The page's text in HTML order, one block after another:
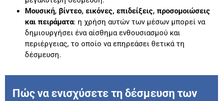
Μουσική, βίντεο, εικόνες, επιδείξεις, προσομοιώσεις
και πειράματα: η χρήση αυτών των μέσων μπορεί να
δημιουργήσει ένα αίσθημα ενθουσιασμού και
περιέργειας, το οποίο να επηρεάσει θετικά τη
δέσμευση.
Πώς να ενισχύσετε τη δέσμευση των